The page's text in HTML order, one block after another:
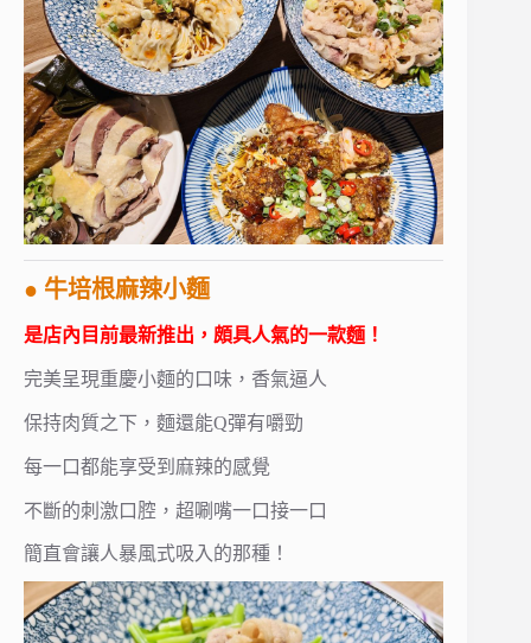
● 牛培根麻辣小麵
是店內目前最新推出，頗具人氣的一款麵！
完美呈現重慶小麵的口味，香氣逼人
保持肉質之下，麵還能Q彈有嚼勁
每一口都能享受到麻辣的感覺
不斷的刺激口腔，超唰嘴一口接一口
簡直會讓人暴風式吸入的那種！